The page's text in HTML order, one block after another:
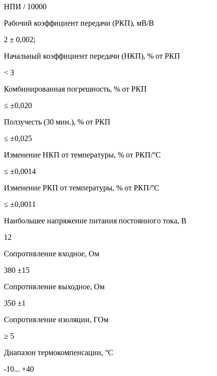
НПИ / 10000
Рабочий коэффициент передачи (РКП), мВ/В
2 ± 0,002;
Начальный коэффициент передачи (НКП), % от РКП
< 3
Комбинированная погрешность, % от РКП
≤ ±0,020
Ползучесть (30 мин.), % от РКП
≤ ±0,025
Изменение НКП от температуры, % от РКП/°С
≤ ±0,0014
Изменение РКП от температуры, % от РКП/°С
≤ ±0,0011
Наибольшее напряжение питания постоянного тока, В
12
Сопротивление входное, Ом
380 ±15
Сопротивление выходное, Ом
350 ±1
Сопротивление изоляции, ГОм
≥ 5
Диапазон термокомпенсации, °С
-10... +40